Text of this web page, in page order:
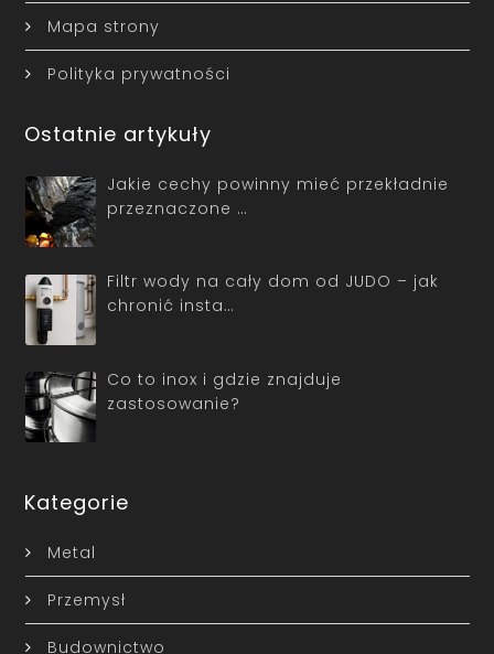
Mapa strony
Polityka prywatności
Ostatnie artykuły
Jakie cechy powinny mieć przekładnie
przeznaczone …
Filtr wody na cały dom od JUDO – jak
chronić insta…
Co to inox i gdzie znajduje
zastosowanie?
Kategorie
Metal
Przemysł
Budownictwo